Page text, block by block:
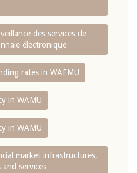
des services de
électronique
rates in WAEMU
in WAMU
in WAMU
market infrastructures,
services